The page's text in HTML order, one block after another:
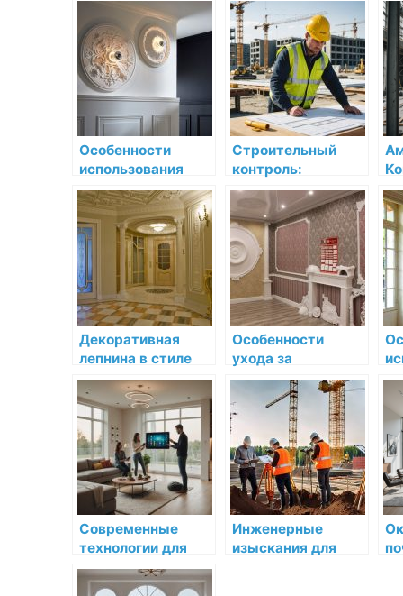
Особенности
использования
декоративной
лепнины в
интерьерах
неоклассицизма
Строительный
контроль:
необходимость и
особенности
проведения
Декоративная
лепнина в стиле
Ар-нуво: методы
применения и
особенности
Особенности
ухода за
декоративной
лепниной из
разных
материалов
Современные
технологии для
комфортного
проживания:
Инженерные
изыскания для